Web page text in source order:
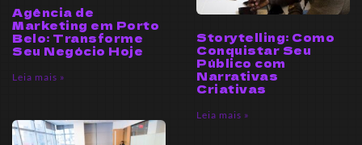
Agência de
Marketing em Porto
Belo: Transforme
Seu Negócio Hoje
Leia mais »
Storytelling: Como
Conquistar Seu
Público com
Narrativas
Criativas
Leia mais »